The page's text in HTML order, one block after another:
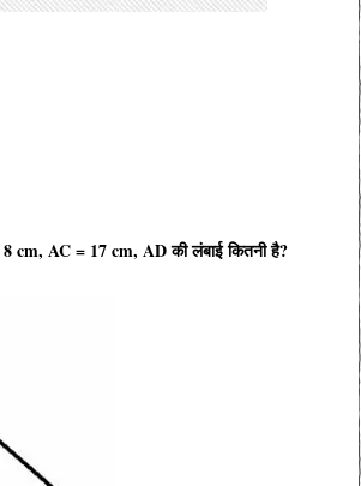
cm, AC = 17 cm, AD की लंबाई कितनी है?